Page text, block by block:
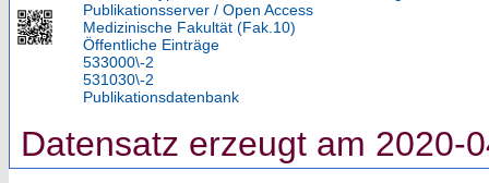
Publikationsserver / Open Access
Medizinische Fakultät (Fak.10)
Öffentliche Einträge
533000\-2
531030\-2
Publikationsdatenbank
Datensatz erzeugt am 2020-